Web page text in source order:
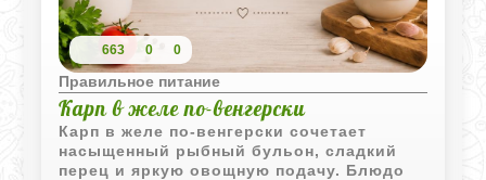
663 0 0
Правильное питание
Карп в желе по-венгерски
Карп в желе по-венгерски сочетает
насыщенный рыбный бульон, сладкий
перец и яркую овощную подачу. Блюдо